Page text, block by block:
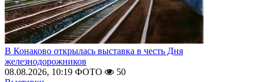
В Конаково открылась выставка в честь Дня
железнодорожников
08.08.2026, 10:19 ФОТО
50